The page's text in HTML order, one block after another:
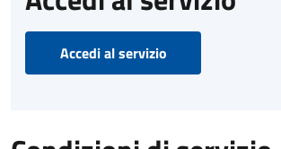
Accedi al servizio